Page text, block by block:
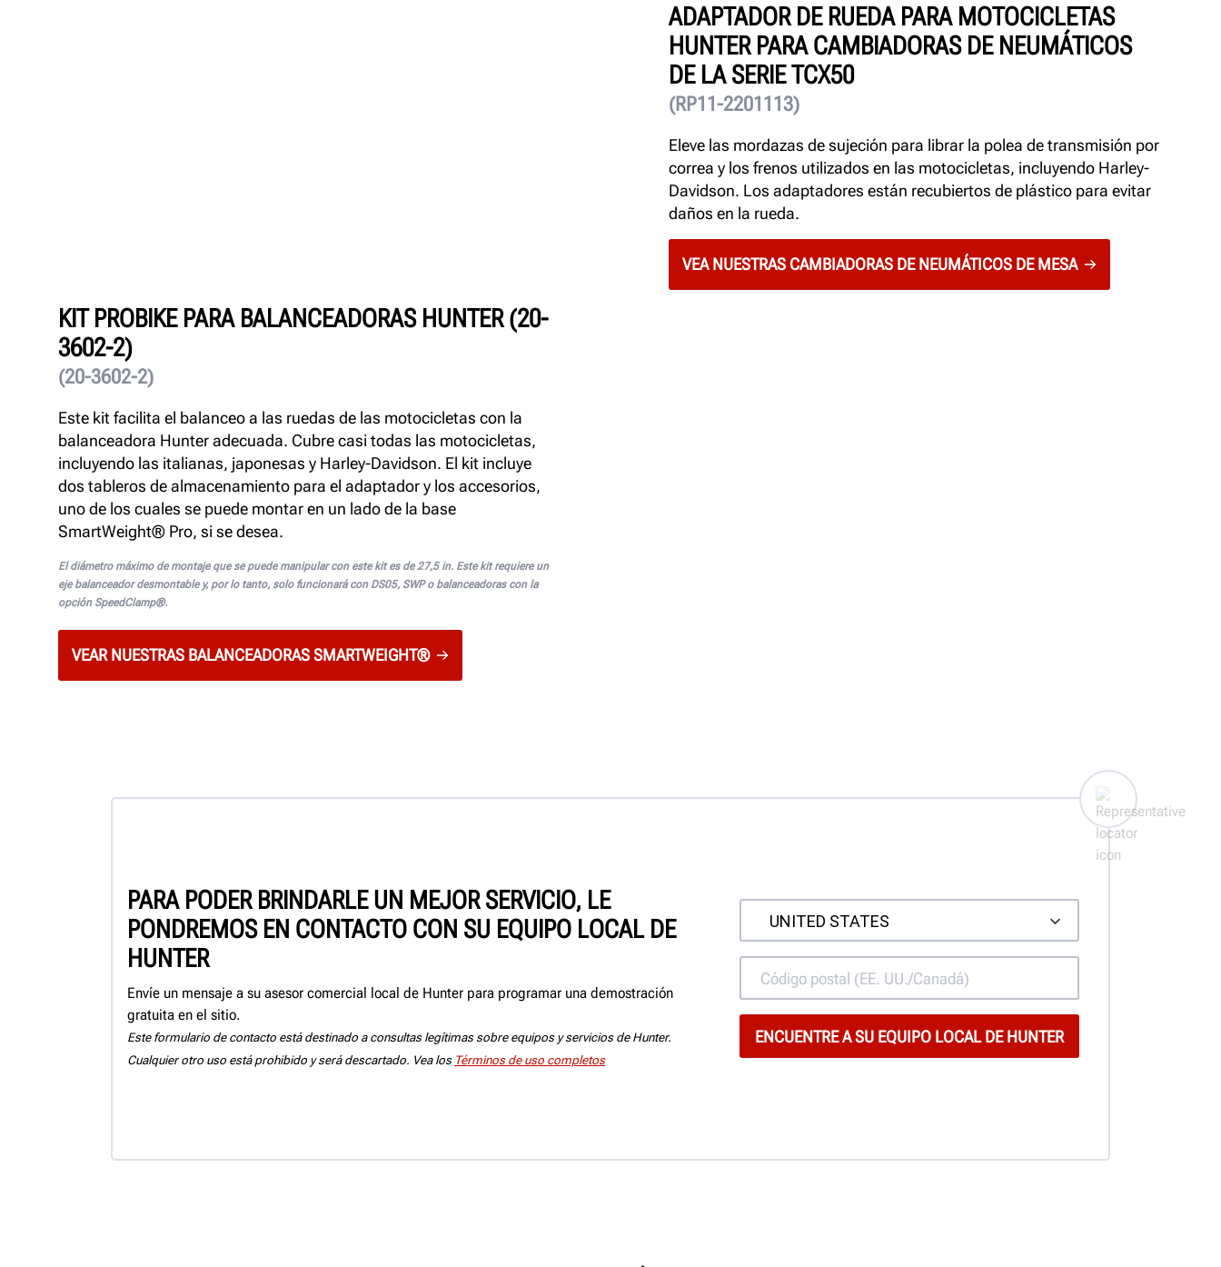
ADAPTADOR DE RUEDA PARA MOTOCICLETAS
HUNTER PARA CAMBIADORAS DE NEUMÁTICOS
DE LA SERIE TCX50
(RP11-2201113)
Eleve las mordazas de sujeción para librar la polea de transmisión por
correa y los frenos utilizados en las motocicletas, incluyendo Harley-
Davidson. Los adaptadores están recubiertos de plástico para evitar
daños en la rueda.
VEA NUESTRAS CAMBIADORAS DE NEUMÁTICOS DE MESA
KIT PROBIKE PARA BALANCEADORAS HUNTER (20-
3602-2)
(20-3602-2)
Este kit facilita el balanceo a las ruedas de las motocicletas con la
balanceadora Hunter adecuada. Cubre casi todas las motocicletas,
incluyendo las italianas, japonesas y Harley-Davidson. El kit incluye
dos tableros de almacenamiento para el adaptador y los accesorios,
uno de los cuales se puede montar en un lado de la base
SmartWeight® Pro, si se desea.
El diámetro máximo de montaje que se puede manipular con este kit es de 27,5 in. Este kit requiere un
eje balanceador desmontable y, por lo tanto, solo funcionará con DS05, SWP o balanceadoras con la
opción SpeedClamp®.
VEAR NUESTRAS BALANCEADORAS SMARTWEIGHT®
PARA PODER BRINDARLE UN MEJOR SERVICIO, LE
PONDREMOS EN CONTACTO CON SU EQUIPO LOCAL DE
HUNTER
Envíe un mensaje a su asesor comercial local de Hunter para programar una demostración
gratuita en el sitio.
Este formulario de contacto está destinado a consultas legítimas sobre equipos y servicios de Hunter.
Cualquier otro uso está prohibido y será descartado. Vea los Términos de uso completos